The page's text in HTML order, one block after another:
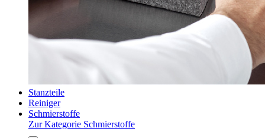
Stanzteile
Reiniger
Schmierstoffe
Zur Kategorie Schmierstoffe